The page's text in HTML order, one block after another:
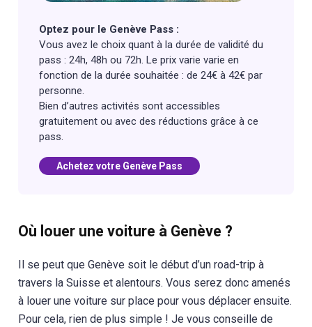
Optez pour le Genève Pass :
Vous avez le choix quant à la durée de validité du
pass : 24h, 48h ou 72h. Le prix varie varie en
fonction de la durée souhaitée : de 24€ à 42€ par
personne.
Bien d’autres activités sont accessibles
gratuitement ou avec des réductions grâce à ce
pass.
Achetez votre Genève Pass
Où louer une voiture à Genève ?
Il se peut que Genève soit le début d’un road-trip à
travers la Suisse et alentours. Vous serez donc amenés
à louer une voiture sur place pour vous déplacer ensuite.
Pour cela, rien de plus simple ! Je vous conseille de